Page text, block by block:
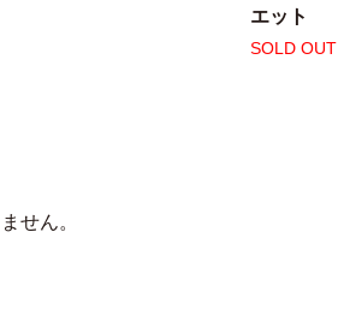
エット
SOLD OUT
せん。